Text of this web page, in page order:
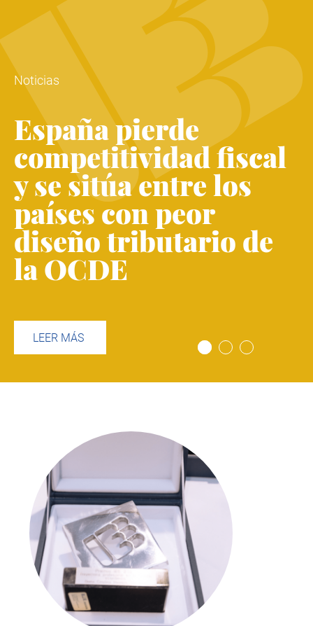
Noticias
España pierde
competitividad fiscal
y se sitúa entre los
países con peor
diseño tributario de
la OCDE
LEER MÁS